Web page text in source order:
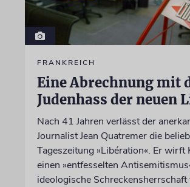
FRANKREICH
Eine Abrechnung mit
Judenhass der neuen
Nach 41 Jahren verlässt der
Journalist Jean Quatremer die
Tageszeitung »Libération«. Er wirft
einen »entfesselten
ideologische Schreckensherrschaft